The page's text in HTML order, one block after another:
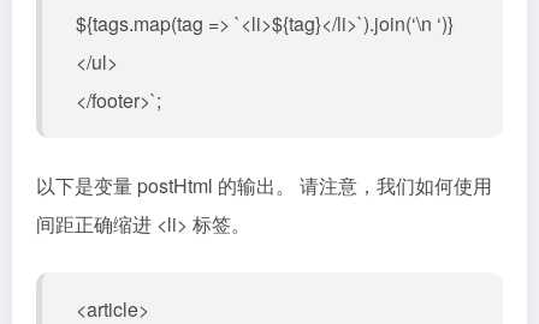
${tags.map(tag => `<li>${tag}</li>`).join(‘\n ‘)}
</ul>
</footer>`;
以下是变量 postHtml 的输出。 请注意，我们如何使用
间距正确缩进 <li> 标签。
<article>